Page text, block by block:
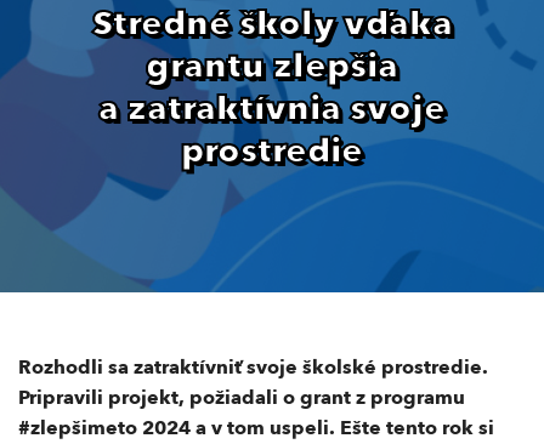
Stredné školy vďaka
grantu zlepšia
a zatraktívnia svoje
prostredie
Rozhodli sa zatraktívniť svoje školské prostredie.
Pripravili projekt, požiadali o grant z programu
#zlepšimeto 2024 a v tom uspeli. Ešte tento rok si